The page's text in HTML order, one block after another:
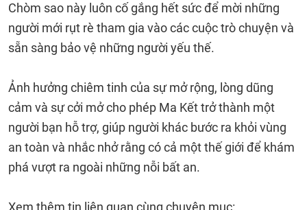
Chòm sao này luôn cố gắng hết sức để mời những
người mới rụt rè tham gia vào các cuộc trò chuyện và
sẵn sàng bảo vệ những người yếu thế.
Ảnh hưởng chiêm tinh của sự mở rộng, lòng dũng
cảm và sự cởi mở cho phép Ma Kết trở thành một
người bạn hỗ trợ, giúp người khác bước ra khỏi vùng
an toàn và nhắc nhở rằng có cả một thế giới để khám
phá vượt ra ngoài những nỗi bất an.
Xem thêm tin liên quan cùng chuyên mục: